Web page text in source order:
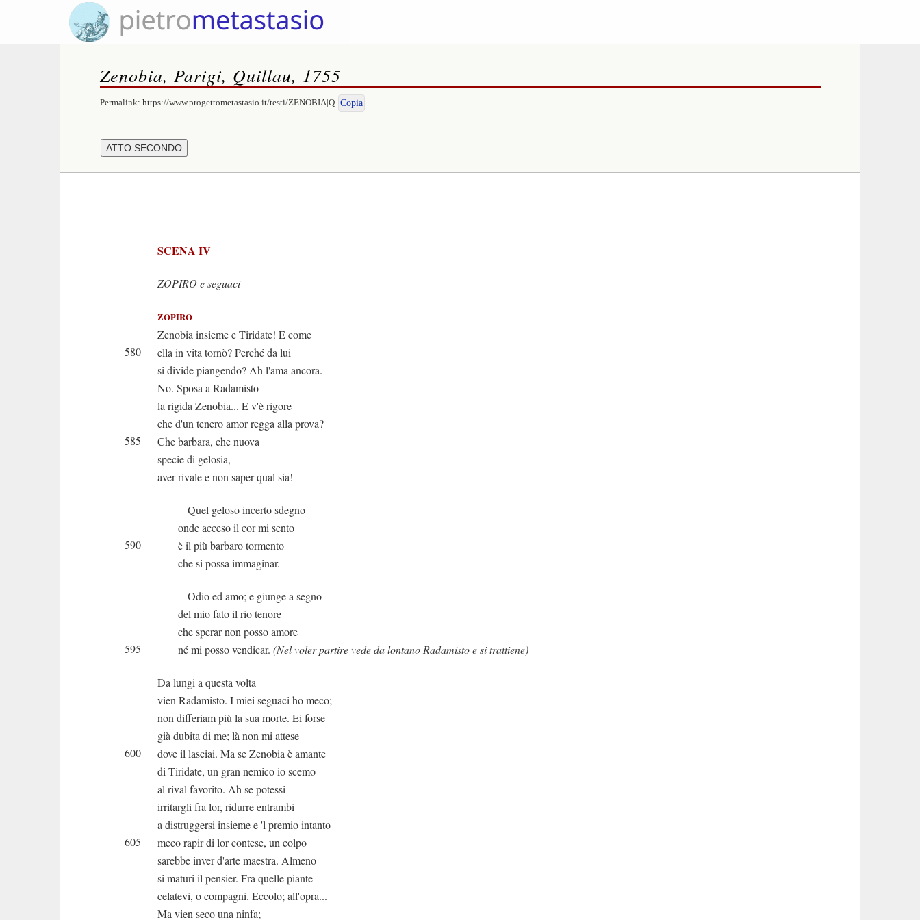
Zenobia, Parigi, Quillau, 1755
Permalink: https://www.progettometastasio.it/testi/ZENOBIA|Q Copia
SCENA IV
ZOPIRO e seguaci
ZOPIRO
Zenobia insieme e Tiridate! E come
580
ella in vita tornò? Perché da lui
si divide piangendo? Ah l'ama ancora.
No. Sposa a Radamisto
la rigida Zenobia... E v'è rigore
che d'un tenero amor regga alla prova?
585
Che barbara, che nuova
specie di gelosia,
aver rivale e non saper qual sia!
Quel geloso incerto sdegno
onde acceso il cor mi sento
590
è il più barbaro tormento
che si possa immaginar.
Odio ed amo; e giunge a segno
del mio fato il rio tenore
che sperar non posso amore
595
né mi posso vendicar. (Nel voler partire vede da lontano Radamisto e si trattiene)
Da lungi a questa volta
vien Radamisto. I miei seguaci ho meco;
non differiam più la sua morte. Ei forse
già dubita di me; là non mi attese
600
dove il lasciai. Ma se Zenobia è amante
di Tiridate, un gran nemico io scemo
al rival favorito. Ah se potessi
irritargli fra lor, ridurre entrambi
a distruggersi insieme e 'l premio intanto
605
meco rapir di lor contese, un colpo
sarebbe inver d'arte maestra. Almeno
si maturi il pensier. Fra quelle piante
celatevi, o compagni. Eccolo; all'opra...
Ma vien seco una ninfa;